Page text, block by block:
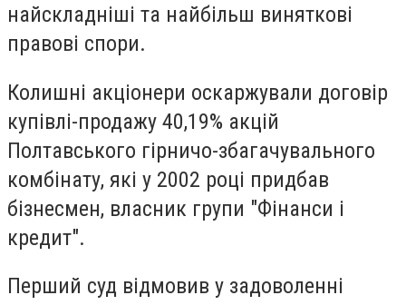
найскладніші та найбільш виняткові
правові спори.
Колишні акціонери оскаржували договір
купівлі-продажу 40,19% акцій
Полтавського гірничо-збагачувального
комбінату, які у 2002 році придбав
бізнесмен, власник групи "Фінанси і
кредит".
Перший суд відмовив у задоволенні